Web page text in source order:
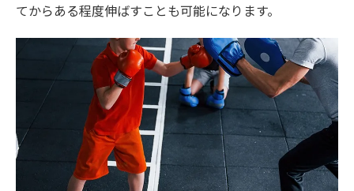
てからある程度伸ばすことも可能になります。